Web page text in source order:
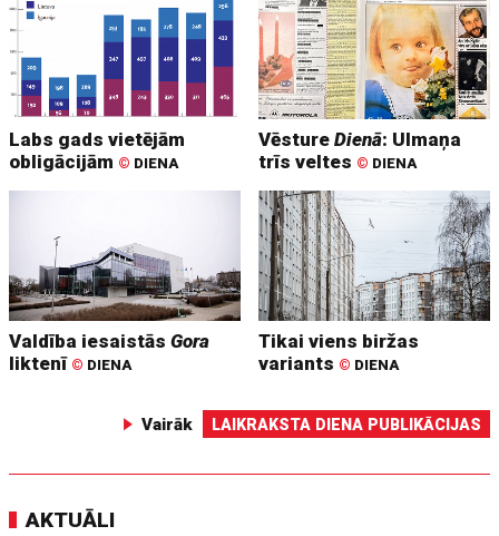
Labs gads vietējām
obligācijām © DIENA
VēstureDienā: Ulmaņa
trīs veltes © DIENA
Valdība iesaistāsGora
liktenī © DIENA
Tikai viens biržas
variants © DIENA
Vairāk LAIKRAKSTA DIENA PUBLIKĀCIJAS
AKTUĀLI